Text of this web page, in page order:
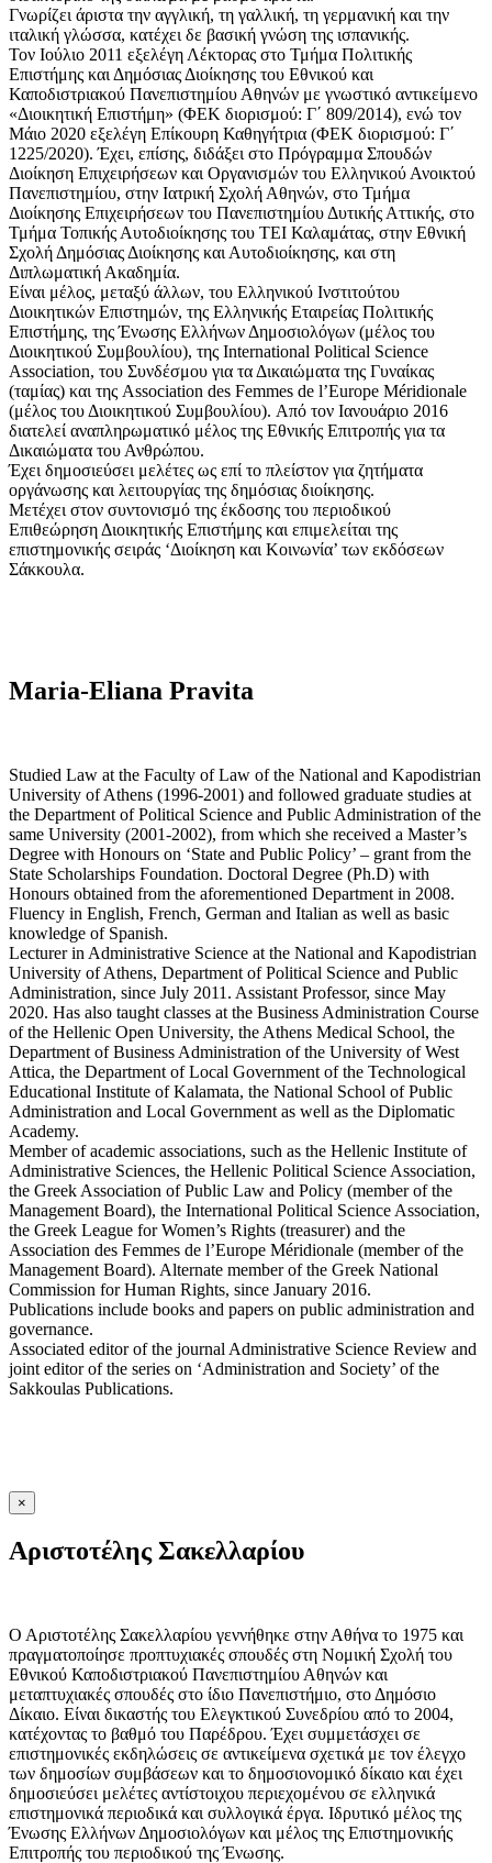
Γνωρίζει άριστα την αγγλική, τη γαλλική, τη γερμανική και την
ιταλική γλώσσα, κατέχει δε βασική γνώση της ισπανικής.
Τον Ιούλιο 2011 εξελέγη Λέκτορας στο Τμήμα Πολιτικής
Επιστήμης και Δημόσιας Διοίκησης του Εθνικού και
Καποδιστριακού Πανεπιστημίου Αθηνών με γνωστικό αντικείμενο
«Διοικητική Επιστήμη» (ΦΕΚ διορισμού: Γ΄ 809/2014), ενώ τον
Μάιο 2020 εξελέγη Επίκουρη Καθηγήτρια (ΦΕΚ διορισμού: Γ΄
1225/2020). Έχει, επίσης, διδάξει στο Πρόγραμμα Σπουδών
Διοίκηση Επιχειρήσεων και Οργανισμών του Ελληνικού Ανοικτού
Πανεπιστημίου, στην Ιατρική Σχολή Αθηνών, στο Τμήμα
Διοίκησης Επιχειρήσεων του Πανεπιστημίου Δυτικής Αττικής, στο
Τμήμα Τοπικής Αυτοδιοίκησης του ΤΕΙ Καλαμάτας, στην Εθνική
Σχολή Δημόσιας Διοίκησης και Αυτοδιοίκησης, και στη
Διπλωματική Ακαδημία.
Είναι μέλος, μεταξύ άλλων, του Ελληνικού Ινστιτούτου
Διοικητικών Επιστημών, της Ελληνικής Εταιρείας Πολιτικής
Επιστήμης, της Ένωσης Ελλήνων Δημοσιολόγων (μέλος του
Διοικητικού Συμβουλίου), της International Political Science
Association, του Συνδέσμου για τα Δικαιώματα της Γυναίκας
(ταμίας) και της Association des Femmes de l’Europe Méridionale
(μέλος του Διοικητικού Συμβουλίου). Από τον Ιανουάριο 2016
διατελεί αναπληρωματικό μέλος της Εθνικής Επιτροπής για τα
Δικαιώματα του Ανθρώπου.
Έχει δημοσιεύσει μελέτες ως επί το πλείστον για ζητήματα
οργάνωσης και λειτουργίας της δημόσιας διοίκησης.
Μετέχει στον συντονισμό της έκδοσης του περιοδικού
Επιθεώρηση Διοικητικής Επιστήμης και επιμελείται της
επιστημονικής σειράς ‘Διοίκηση και Κοινωνία’ των εκδόσεων
Σάκκουλα.
Maria-Eliana Pravita
Studied Law at the Faculty of Law of the National and Kapodistrian
University of Athens (1996-2001) and followed graduate studies at
the Department of Political Science and Public Administration of the
same University (2001-2002), from which she received a Master’s
Degree with Honours on ‘State and Public Policy’ – grant from the
State Scholarships Foundation. Doctoral Degree (Ph.D) with
Honours obtained from the aforementioned Department in 2008.
Fluency in English, French, German and Italian as well as basic
knowledge of Spanish.
Lecturer in Administrative Science at the National and Kapodistrian
University of Athens, Department of Political Science and Public
Administration, since July 2011. Assistant Professor, since May
2020. Has also taught classes at the Business Administration Course
of the Hellenic Open University, the Athens Medical School, the
Department of Business Administration of the University of West
Attica, the Department of Local Government of the Technological
Educational Institute of Kalamata, the National School of Public
Administration and Local Government as well as the Diplomatic
Academy.
Member of academic associations, such as the Hellenic Institute of
Administrative Sciences, the Hellenic Political Science Association,
the Greek Association of Public Law and Policy (member of the
Management Board), the International Political Science Association,
the Greek League for Women’s Rights (treasurer) and the
Association des Femmes de l’Europe Méridionale (member of the
Management Board). Alternate member of the Greek National
Commission for Human Rights, since January 2016.
Publications include books and papers on public administration and
governance.
Associated editor of the journal Administrative Science Review and
joint editor of the series on ‘Administration and Society’ of the
Sakkoulas Publications.
×
Αριστοτέλης Σακελλαρίου
Ο Αριστοτέλης Σακελλαρίου γεννήθηκε στην Αθήνα το 1975 και
πραγματοποίησε προπτυχιακές σπουδές στη Νομική Σχολή του
Εθνικού Καποδιστριακού Πανεπιστημίου Αθηνών και
μεταπτυχιακές σπουδές στο ίδιο Πανεπιστήμιο, στο Δημόσιο
Δίκαιο. Είναι δικαστής του Ελεγκτικού Συνεδρίου από το 2004,
κατέχοντας το βαθμό του Παρέδρου. Έχει συμμετάσχει σε
επιστημονικές εκδηλώσεις σε αντικείμενα σχετικά με τον έλεγχο
των δημοσίων συμβάσεων και το δημοσιονομικό δίκαιο και έχει
δημοσιεύσει μελέτες αντίστοιχου περιεχομένου σε ελληνικά
επιστημονικά περιοδικά και συλλογικά έργα. Ιδρυτικό μέλος της
Ένωσης Ελλήνων Δημοσιολόγων και μέλος της Επιστημονικής
Επιτροπής του περιοδικού της Ένωσης.